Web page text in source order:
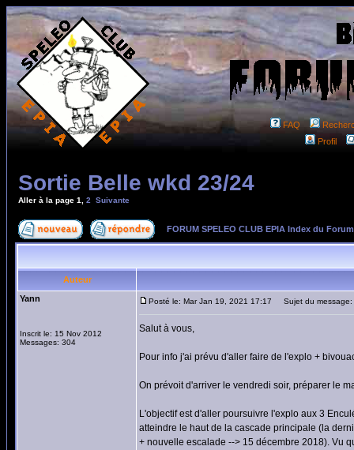
FAQ
Profil
Sortie Belle wkd 23/24
Aller à la page 1 2 Suivante
FORUM SPELEO CLUB EPIA Index du Forum
Auteur
Yann
Inscrit le: 15 Nov 2012
Messages: 304
Posté le: Mar Jan 19, 2021 17:17 Sujet du message:
Salut à vous,
Pour info j'ai prévu d'aller faire de l'explo +
On prévoit d'arriver le vendredi soir, préparer le
L'objectif est d'aller poursuivre l'explo aux 3
atteindre le haut de la cascade principale (la
+ nouvelle escalade --> 15 décembre 2018). Vu